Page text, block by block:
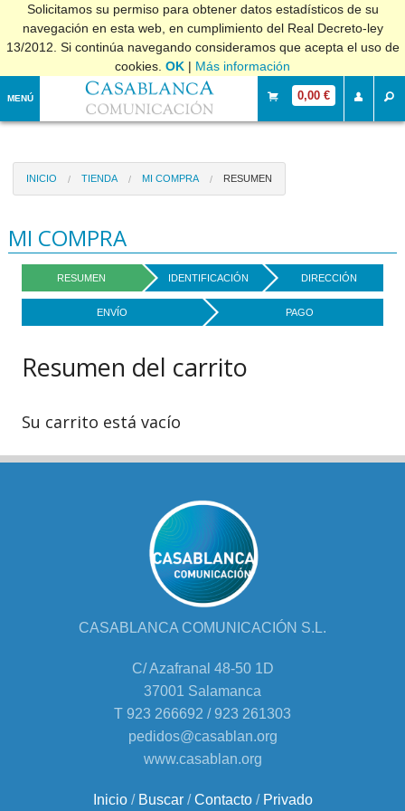
Solicitamos su permiso para obtener datos estadísticos de su
navegación en esta web, en cumplimiento del Real Decreto-ley
13/2012. Si continúa navegando consideramos que acepta el uso de
cookies. OK | Más información
MENÚ 0,00 €
INICIO TIENDA MI COMPRA RESUMEN
MI COMPRA
RESUMEN IDENTIFICACIÓN DIRECCIÓN
ENVÍO PAGO
Resumen del carrito
Su carrito está vacío
CASABLANCA COMUNICACIÓN S.L.
C/ Azafranal 48-50 1D
37001 Salamanca
T 923 266692 / 923 261303
pedidos@casablan.org
www.casablan.org
Inicio/ Buscar/Contacto/ Privado